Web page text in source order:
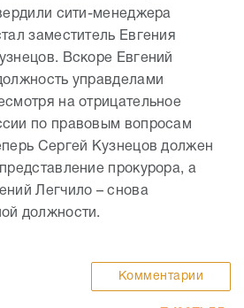
сити-менеджера
заместитель Евгения
Вскоре Евгений
управделами
на отрицательное
по правовым вопросам
Сергей Кузнецов должен
прокурора, а
Легчило – снова
должности.
Комментарии